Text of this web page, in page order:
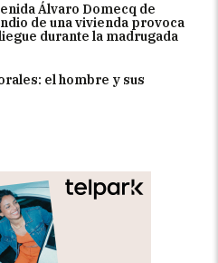
Álvaro Domecq de
de una vivienda provoca
durante la madrugada
el hombre y sus